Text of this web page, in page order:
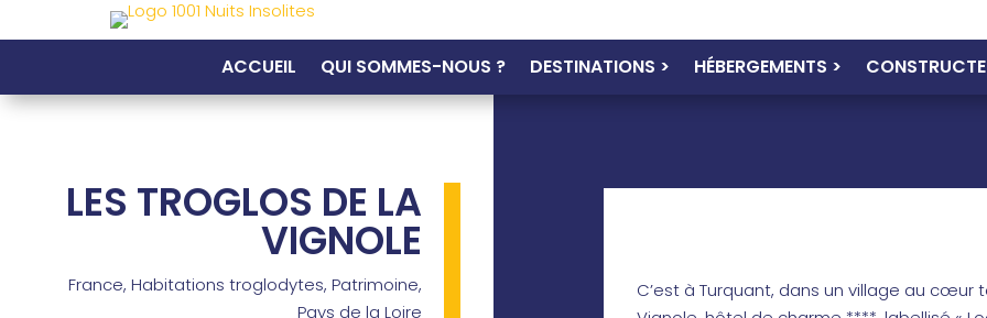
ACCUEIL QUI SOMMES-NOUS ? DESTINATIONS > HÉBERGEMENTS >
LES TROGLOS DE LA
VIGNOLE
France, Habitations troglodytes, Patrimoine,
Pays de la Loire
C’est à Turquant, dans un village au